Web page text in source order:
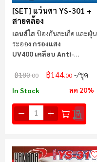
[SET] แว่นตา YS-301 +
สายคล้อง
เลนส์ใส ป้องกันสะเก็ด และฝุ่น
ระออง กรองแสง
UV400 เคลือบ Anti-
฿180.00 ฿144.00 /ชุด
In Stock ลด 20%